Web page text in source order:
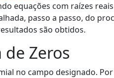
equações com raízes
passo a passo, do
são obtidos.
de Zeros
no campo designado.